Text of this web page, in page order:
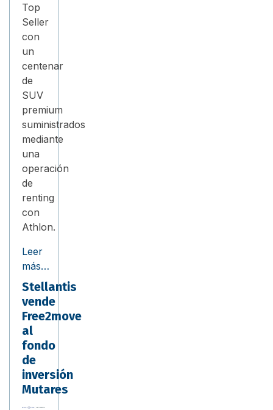
Top
Seller
con
un
centenar
de
SUV
premium
suministrados
mediante
una
operación
de
renting
con
Athlon.
Leer
más…
Stellantis
vende
Free2move
al
fondo
de
inversión
Mutares